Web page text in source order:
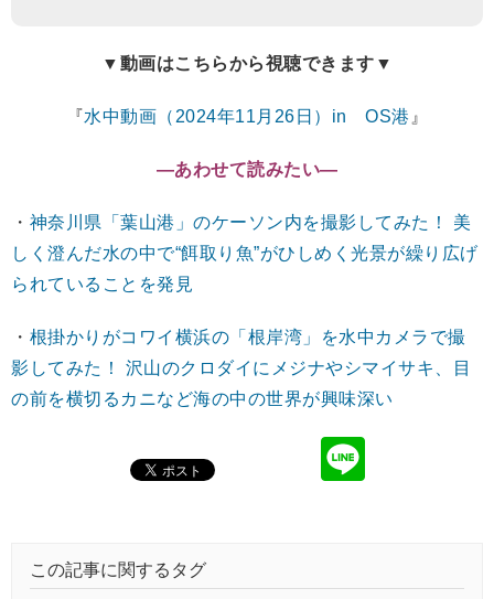
▼動画はこちらから視聴できます▼
『水中動画（2024年11月26日）in OS港 』
―あわせて読みたい―
・ 神奈川県「葉山港」のケーソン内を撮影してみた！ 美
しく澄んだ水の中で“餌取り魚”がひしめく光景が繰り広げ
られていることを発見
・ 根掛かりがコワイ横浜の「根岸湾」を水中カメラで撮
影してみた！ 沢山のクロダイにメジナやシマイサキ、目
の前を横切るカニなど海の中の世界が興味深い
この記事に関するタグ